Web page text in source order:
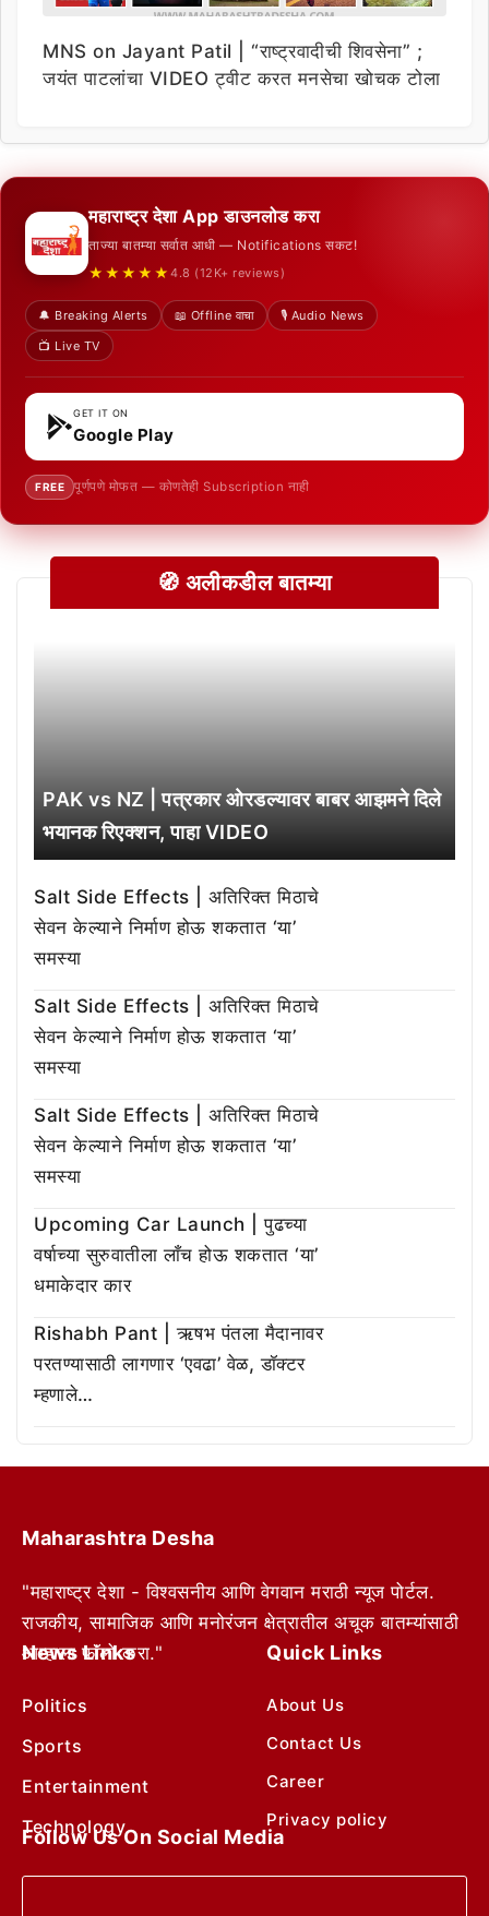
MNS on Jayant Patil | “राष्ट्रवादीची शिवसेना” ;
जयंत पाटलांचा VIDEO ट्वीट करत मनसेचा खोचक टोला
महाराष्ट्र देशा App डाउनलोड करा
ताज्या बातम्या सर्वात आधी — Notifications सकट!
★★★★★ 4.8 (12K+ reviews)
🔔 Breaking Alerts 📖 Offline वाचा
🎙️ Audio News
📺 Live TV
GET IT ON
Google Play
FREE पूर्णपणे मोफत — कोणतेही Subscription नाही
🧭 अलीकडील बातम्या
PAK vs NZ | पत्रकार ओरडल्यावर बाबर आझमने दिले
भयानक रिएक्शन, पाहा VIDEO
Salt Side Effects | अतिरिक्त मिठाचे
सेवन केल्याने निर्माण होऊ शकतात ‘या’
समस्या
Salt Side Effects | अतिरिक्त मिठाचे
सेवन केल्याने निर्माण होऊ शकतात ‘या’
समस्या
Salt Side Effects | अतिरिक्त मिठाचे
सेवन केल्याने निर्माण होऊ शकतात ‘या’
समस्या
Upcoming Car Launch | पुढच्या
वर्षाच्या सुरुवातीला लाँच होऊ शकतात ‘या’
धमाकेदार कार
Rishabh Pant | ऋषभ पंतला मैदानावर
परतण्यासाठी लागणार ‘एवढा’ वेळ, डॉक्टर
म्हणाले…
Maharashtra Desha
"महाराष्ट्र देशा - विश्वसनीय आणि वेगवान मराठी न्यूज पोर्टल.
राजकीय, सामाजिक आणि मनोरंजन क्षेत्रातील अचूक बातम्यांसाठी
आम्हाला फॉलो करा."
News Links
Politics
Sports
Entertainment
Technology
Quick Links
About Us
Contact Us
Career
Privacy policy
Follow Us On Social Media